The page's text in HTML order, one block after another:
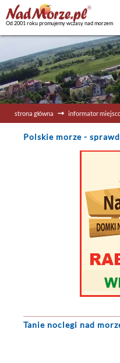
Od 2001 roku promujemy wczasy nad morzem
strona główna informator
Polskie morze -
Tanie noclegi nad